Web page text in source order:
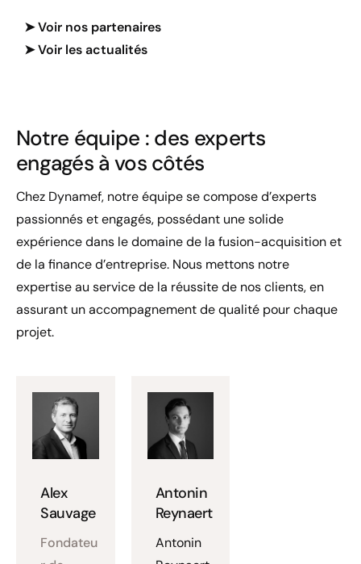
➤ Voir nos partenaires
➤ Voir les actualités
Notre équipe : des experts
engagés à vos côtés
Chez Dynamef, notre équipe se compose d’experts
passionnés et engagés, possédant une solide
expérience dans le domaine de la fusion-acquisition et
de la finance d’entreprise. Nous mettons notre
expertise au service de la réussite de nos clients, en
assurant un accompagnement de qualité pour chaque
projet.
Alex
Sauvage
Fondateu
Antonin
Reynaert
Antonin